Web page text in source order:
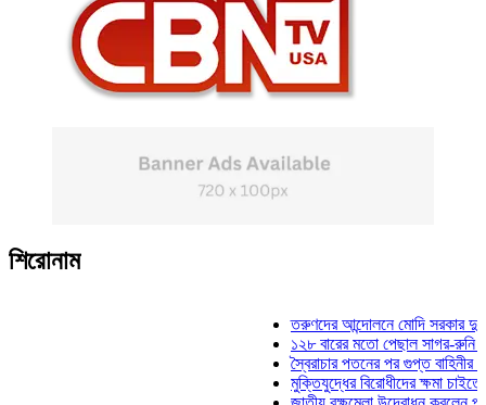
শিরোনাম
তরুণদের আন্দোলনে মোদি সরকার দুর্বল হয়েছে:
১২৮ বারের মতো পেছাল সাগর-রুনি হত্যা
স্বৈরাচার পতনের পর গুপ্ত বাহিনীর আত্মপ্রকাশ:
মুক্তিযুদ্ধের বিরোধীদের ক্ষমা চাইতে হবে: